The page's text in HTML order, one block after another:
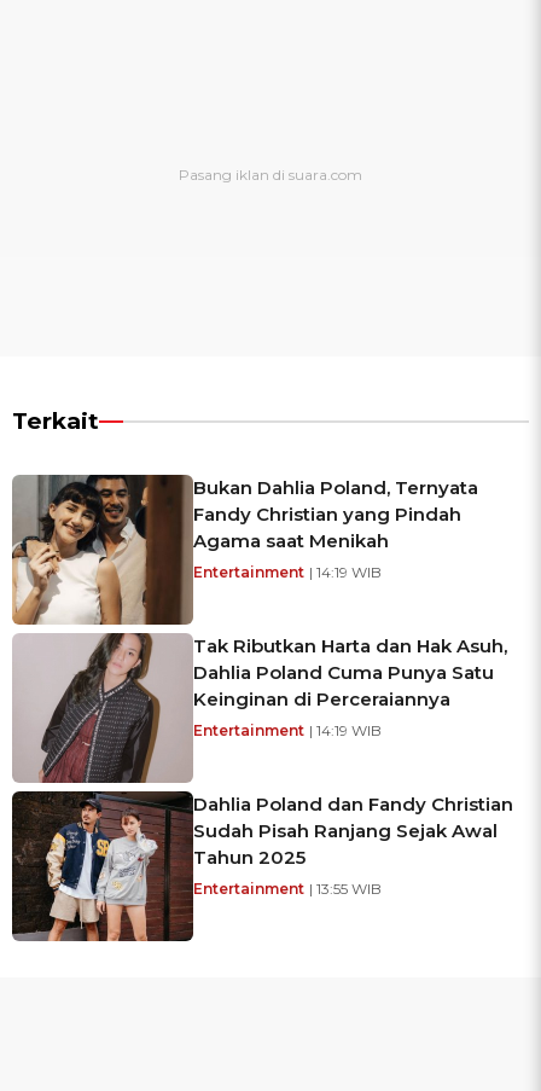
Terkait
Bukan Dahlia Poland, Ternyata
Fandy Christian yang Pindah
Agama saat Menikah
Entertainment | 14:19 WIB
Tak Ributkan Harta dan Hak Asuh,
Dahlia Poland Cuma Punya Satu
Keinginan di Perceraiannya
Entertainment | 14:19 WIB
Dahlia Poland dan Fandy Christian
Sudah Pisah Ranjang Sejak Awal
Tahun 2025
Entertainment | 13:55 WIB